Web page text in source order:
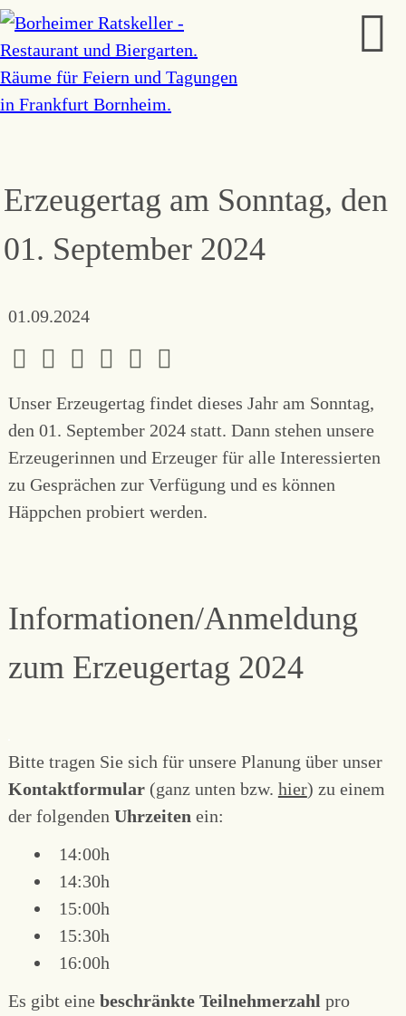
Erzeugertag am Sonntag, den
01. September 2024
01.09.2024
Unser Erzeugertag findet dieses Jahr am Sonntag,
den 01. September 2024 statt. Dann stehen unsere
Erzeugerinnen und Erzeuger für alle Interessierten
zu Gesprächen zur Verfügung und es können
Häppchen probiert werden.
Informationen/Anmeldung
zum Erzeugertag 2024
Bitte tragen Sie sich für unsere Planung über unser
Kontaktformular(ganz unten bzw. hier) zu einem
der folgenden Uhrzeiten ein:
14:00h
14:30h
15:00h
15:30h
16:00h
Es gibt eine beschränkte Teilnehmerzahl pro